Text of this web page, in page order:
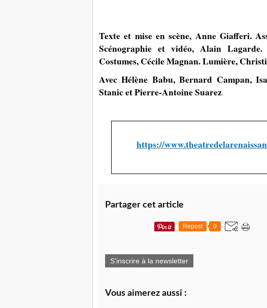
Texte et mise en scène, Anne Giafferi.
Scénographie et vidéo, Alain
Costumes, Cécile Magnan. Lumière,
Avec Hélène Babu, Bernard Campan,
Stanic et Pierre-Antoine Suarez.
https://
Partager cet article
Repost 0
S'inscrire à la newsletter
Vous aimerez aussi :